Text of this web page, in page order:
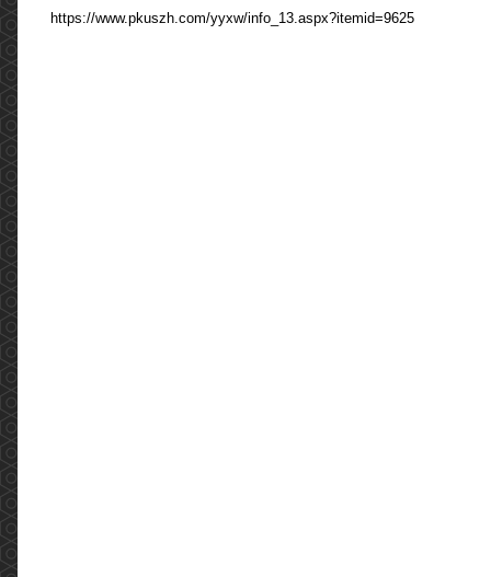
https://www.pkuszh.com/yyxw/info_13.aspx?itemid=9625